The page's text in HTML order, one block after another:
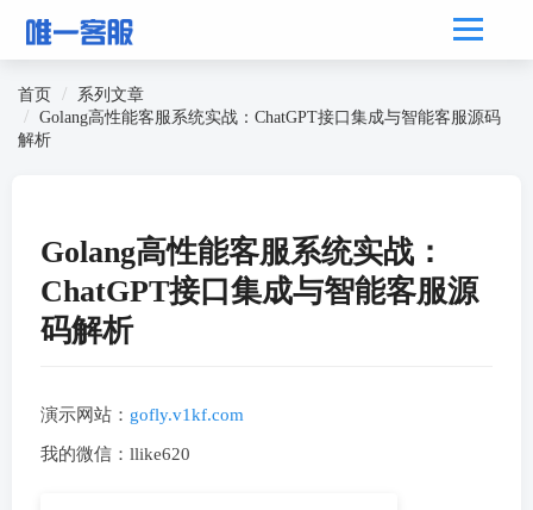
首页
系列文章
Golang高性能客服系统实战：ChatGPT接口集成与智能客服源码
解析
Golang高性能客服系统实战：
ChatGPT接口集成与智能客服源
码解析
演示网站： gofly.v1kf.com
我的微信：llike620